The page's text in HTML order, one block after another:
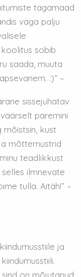
tagamaad
väga palju
koolitus sobib
saada, muuta
:)” –
sissejuhatav
paremini
kust
mõttemustrid
teadlikkust
ilmnevate
tulla. Aitäh!” –
ja
on mõjutanud